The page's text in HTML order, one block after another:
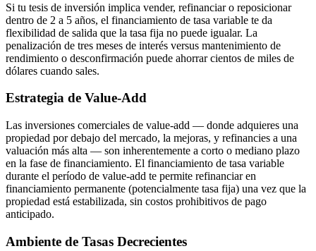
Si tu tesis de inversión implica vender, refinanciar o reposicionar
dentro de 2 a 5 años, el financiamiento de tasa variable te da
flexibilidad de salida que la tasa fija no puede igualar. La
penalización de tres meses de interés versus mantenimiento de
rendimiento o desconfirmación puede ahorrar cientos de miles de
dólares cuando sales.
Estrategia de Value-Add
Las inversiones comerciales de value-add — donde adquieres una
propiedad por debajo del mercado, la mejoras, y refinancies a una
valuación más alta — son inherentemente a corto o mediano plazo
en la fase de financiamiento. El financiamiento de tasa variable
durante el período de value-add te permite refinanciar en
financiamiento permanente (potencialmente tasa fija) una vez que la
propiedad está estabilizada, sin costos prohibitivos de pago
anticipado.
Ambiente de Tasas Decrecientes